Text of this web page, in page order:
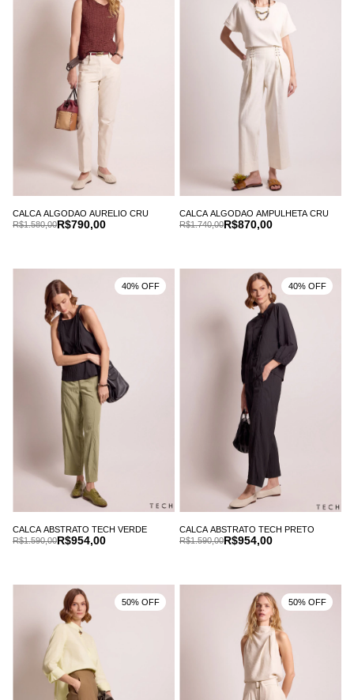
CALCA ALGODAO AURELIO CRU
R$790,00
R$1.580,00
CALCA ALGODAO AMPULHETA CRU
R$870,00
R$1.740,00
CALCA ABSTRATO TECH VERDE
R$954,00
R$1.590,00
40% OFF
CALCA ABSTRATO TECH PRETO
R$954,00
R$1.590,00
40% OFF
50% OFF 50% OFF